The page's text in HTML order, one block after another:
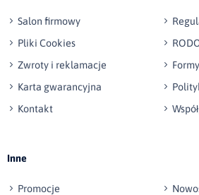
Wyślij opinię
Salon firmowy
Pliki Cookies
Zwroty i reklamacje
Karta gwarancyjna
Kontakt
Inne
Promocje